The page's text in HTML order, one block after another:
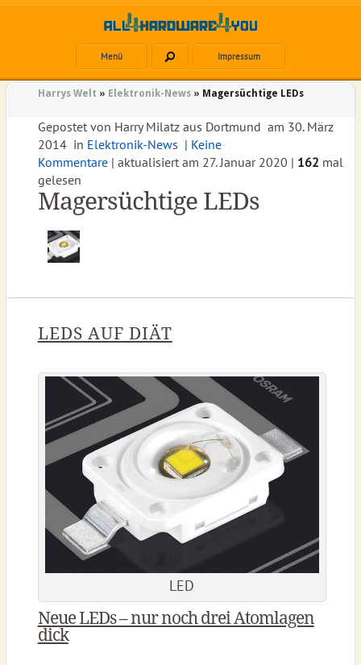
Menü Impressum
Harrys Welt » Elektronik-News» Magersüchtige LEDs
Gepostet von Harry Milatzaus Dortmund am 30. März
2014in Elektronik-News | Keine
Kommentare| aktualisiert am 27. Januar 2020 | 162 mal
gelesen
Magersüchtige LEDs
LEDS AUF DIÄT
LED
Neue LEDs – nur noch drei Atomlagen
dick